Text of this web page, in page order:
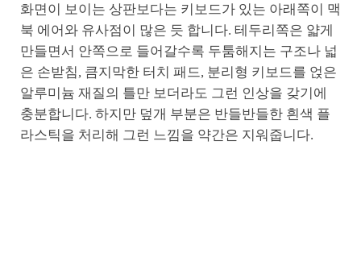
화면이 보이는 상판보다는 키보드가 있는 아래쪽이 맥
북 에어와 유사점이 많은 듯 합니다. 테두리쪽은 얇게
만들면서 안쪽으로 들어갈수록 두툼해지는 구조나 넓
은 손받침, 큼지막한 터치 패드, 분리형 키보드를 얹은
알루미늄 재질의 틀만 보더라도 그런 인상을 갖기에
충분합니다. 하지만 덮개 부분은 반들반들한 흰색 플
라스틱을 처리해 그런 느낌을 약간은 지워줍니다.